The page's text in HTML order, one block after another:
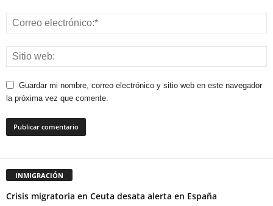
Guardar mi nombre, correo electrónico y sitio web en este navegador
la próxima vez que comente.
INMIGRACIÓN
Crisis migratoria en Ceuta desata alerta en España